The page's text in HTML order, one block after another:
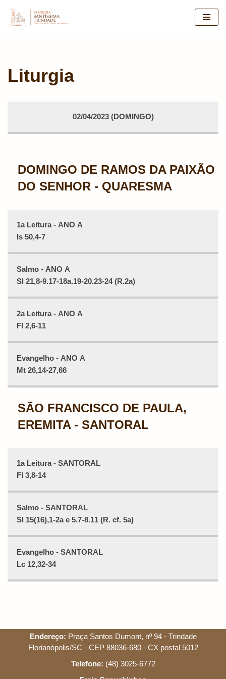
Pular
Liturgia
DOMINGO DE RAMOS DA PAIXÃO
DO SENHOR - QUARESMA
1a Leitura - ANO A
Is 50,4-7
Salmo - ANO A
Sl 21,8-9.17-18a.19-20.23-24 (R.2a)
2a Leitura - ANO A
Fl 2,6-11
Evangelho - ANO A
Mt 26,14-27,66
SÃO FRANCISCO DE PAULA,
EREMITA - SANTORAL
1a Leitura - SANTORAL
Fl 3,8-14
Salmo - SANTORAL
Sl 15(16),1-2a e 5.7-8.11 (R. cf. 5a)
Evangelho - SANTORAL
Lc 12,32-34
02/04/2023 (DOMINGO)
Endereço: Praça Santos Dumont, nº 94 - Trindade
Florianópolis/SC - CEP 88036-680 - CX postal 5012
Telefone: (48) 3025-6772